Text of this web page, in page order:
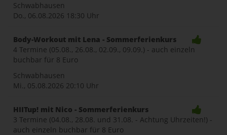
Schwabhausen
Do., 06.08.2026 18:30 Uhr
Body-Workout mit Lena - Sommerferienkurs
4 Termine (05.08., 26.08., 02.09., 09.09.) - auch einzeln
buchbar für 8 Euro
Schwabhausen
Mi., 05.08.2026 20:10 Uhr
HIITup! mit Nico - Sommerferienkurs
3 Termine (04.08., 28.08. und 31.08. - Achtung Uhrzeiten!) -
auch einzeln buchbar für 8 Euro